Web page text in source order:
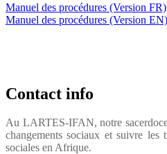
Manuel des procédures (Version FR)
Manuel des procédures (Version EN)
Contact info
Au LARTES-IFAN, notre
changements sociaux et suivre les
sociales en Afrique.